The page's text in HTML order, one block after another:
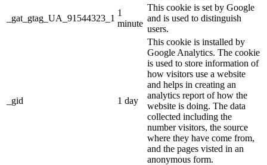
_gat_gtag_UA_91544323_1
1
minute
This cookie is set by Google
and is used to distinguish
users.
_gid 1 day
This cookie is installed by
Google Analytics. The cookie
is used to store information of
how visitors use a website
and helps in creating an
analytics report of how the
website is doing. The data
collected including the
number visitors, the source
where they have come from,
and the pages visted in an
anonymous form.